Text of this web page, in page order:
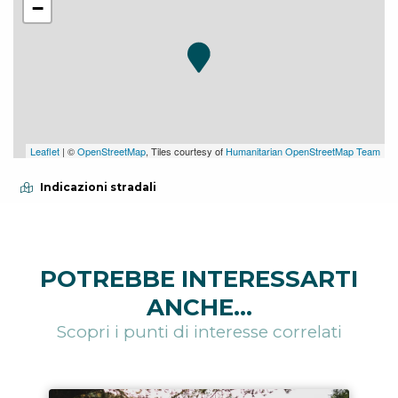
−
Leaflet | ©OpenStreetMap, Tiles courtesy of Humanitarian OpenStreetMap Team
Indicazioni stradali
POTREBBE INTERESSARTI
ANCHE...
Scopri i punti di interesse correlati